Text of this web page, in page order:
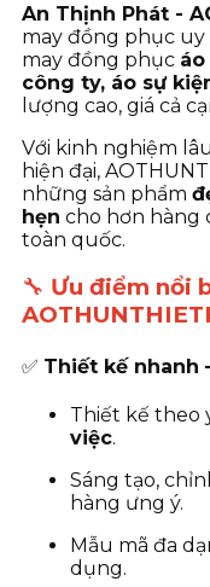
An Thịnh Phát -
may đồng phục
may đồng phục
công ty, áo sự
lượng cao, giá cả
Với kinh nghiệm
hiện đại,
những sản phẩm
hẹn cho hơn hàng
toàn quốc.
🔧 Ưu điểm nổi
✅ Thiết kế nhanh
Thiết kế theo
việc.
Sáng tạo,
hàng ưng ý.
Mẫu mã đa
dụng.